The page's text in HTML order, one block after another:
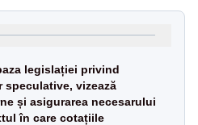
legislației privind
speculative, vizează
și asigurarea necesarului
în care cotațiile